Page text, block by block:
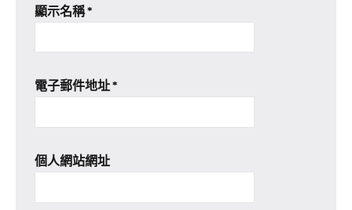
顯示名稱*
電子郵件地址*
個人網站網址